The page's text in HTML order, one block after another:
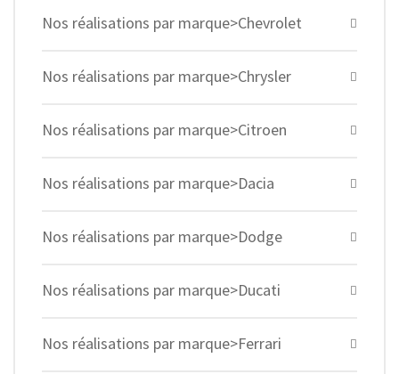
Nos réalisations par marque>Chevrolet
Nos réalisations par marque>Chrysler
Nos réalisations par marque>Citroen
Nos réalisations par marque>Dacia
Nos réalisations par marque>Dodge
Nos réalisations par marque>Ducati
Nos réalisations par marque>Ferrari